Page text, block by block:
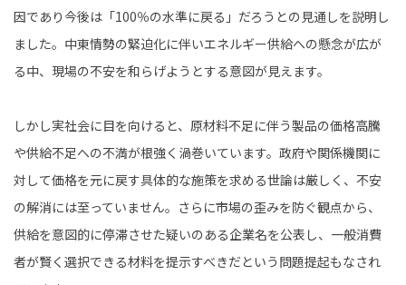
因であり今後は「100％の水準に戻る」だろうとの見通しを説明し
ました。中東情勢の緊迫化に伴いエネルギー供給への懸念が広が
る中、現場の不安を和らげようとする意図が見えます。
しかし実社会に目を向けると、原材料不足に伴う製品の価格高騰
や供給不足への不満が根強く渦巻いています。政府や関係機関に
対して価格を元に戻す具体的な施策を求める世論は厳しく、不安
の解消には至っていません。さらに市場の歪みを防ぐ観点から、
供給を意図的に停滞させた疑いのある企業名を公表し、一般消費
者が賢く選択できる材料を提示すべきだという問題提起もなされ